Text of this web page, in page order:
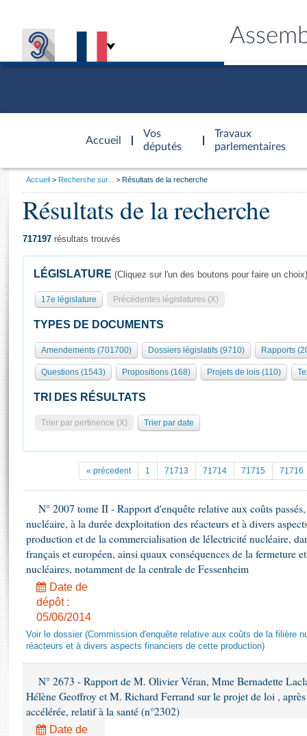
Accueil
d'accueil
Vos
députés
Travaux
parlementaires
Présidence
577 députés
Groupes politiques
Séance publique
Commissions et autres organes
Europe et International
Pétitions
Projets de loi
Propositions de loi
Amendements
Textes adoptés
Rapports d'information
Rapports d'enquête
Rapports législatifs
Rapports sur l'application des lois
Dossiers législatifs
Budget et sécurité sociale
Général
Rôle et pouvoirs de l'Assemblée
Organisation de l'Assemblée
Présidence Conférence des Présidents Bureau Collège des
Statistiques et chiffres clés
Documents de référence
( Constitution | Règlement de l'Assemblée ... )
Histoire
Juniors
Anciennes législatures
Liens vers les sites publics
Visiter l'Assemblée
Visite virtuelle du palais Bourbon
Assister à une séance
La Bibliothèque
Contacts et plan d'accès
Photos libres de droit
Vous
Accueil Recherche sur... Résultats de la recherche
Résultats de la recherche
717197 résultats trouvés
LÉGISLATURE (Cliquez sur l'un des boutons pour faire un choix)
17e législature Précédentes législatures (X)
TYPES DE DOCUMENTS
Amendements (701700) Dossiers législatifs (9710) Rapports
Questions (1543) Propositions (168) Projets de lois (110)
TRI DES RÉSULTATS
Trier par pertinence (X) Trier par date
« précedent 1 71713 71714 71715 71716
N° 2007 tome II - Rapport d'enquête relative aux coûts
nucléaire, à la durée dexploitation des réacteurs et à divers
production et de la commercialisation de lélectricité nucléaire,
français et européen, ainsi quaux conséquences de la fermeture
nucléaires, notamment de la centrale de Fessenheim
Date de
dépôt :
05/06/2014
Voir le dossier (Commission d'enquête relative aux coûts de la filière
réacteurs et à divers aspects financiers de cette production)
N° 2673 - Rapport de M. Olivier Véran, Mme Bernadette
Hélène Geoffroy et M. Richard Ferrand sur le projet de loi ,
accélérée, relatif à la santé (n°2302)
Date de